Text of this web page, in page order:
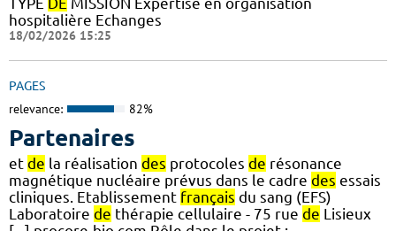
hospitalière Echanges
18/02/2026 15:25
PAGES
relevance: 82%
Partenaires
et de la réalisation des protocoles de résonance
magnétique nucléaire prévus dans le cadre des essais
cliniques. Etablissement français du sang (EFS)
Laboratoire de thérapie cellulaire - 75 rue de Lisieux